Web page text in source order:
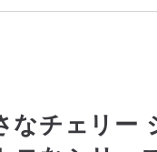
なチェリー